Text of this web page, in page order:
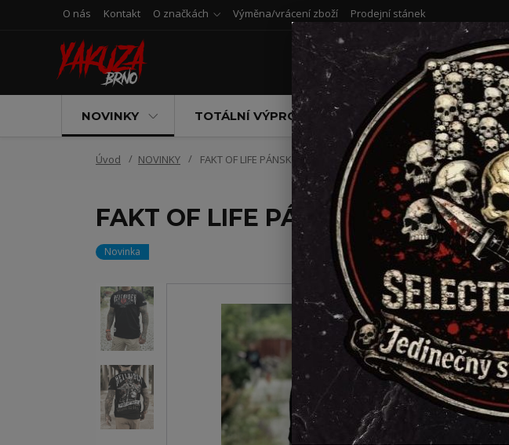
O nás Kontakt O značkách Výměna/vrácení zboží Prodejní stánek
NOVINKY TOTÁLNÍ VÝPRODEJ YAKUZA
Úvod NOVINKY FAKT OF LIFE PÁNSKÉ TRIKO HELLRIDER ČERNÉ
FAKT OF LIFE PÁNSKÉ TRIKO
Novinka